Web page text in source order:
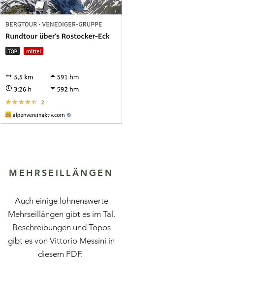
MEHRSEILLÄNGEN
Auch einige lohnenswerte
Mehrseillängen gibt es im Tal.
Beschreibungen und Topos
gibt es von Vittorio Messini in
diesem PDF.